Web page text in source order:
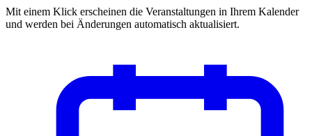
Mit einem Klick erscheinen die Veranstaltungen in Ihrem Kalender
und werden bei Änderungen automatisch aktualisiert.